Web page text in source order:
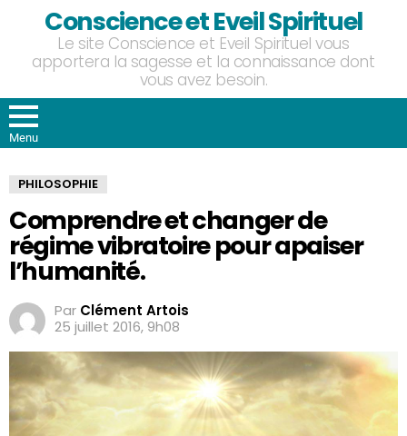
Conscience et Eveil Spirituel
Le site Conscience et Eveil Spirituel vous
apportera la sagesse et la connaissance dont
vous avez besoin.
Menu
PHILOSOPHIE
Comprendre et changer de
régime vibratoire pour apaiser
l’humanité.
Par Clément Artois
25 juillet 2016, 9h08